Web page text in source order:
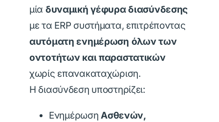
μία δυναμική γέφυρα διασύνδεσης
με τα ERP συστήματα, επιτρέποντας
αυτόματη ενημέρωση όλων των
οντοτήτων και παραστατικών
χωρίς επανακαταχώριση.
Η διασύνδεση υποστηρίζει:
ΕνημέρωσηΑσθενών,